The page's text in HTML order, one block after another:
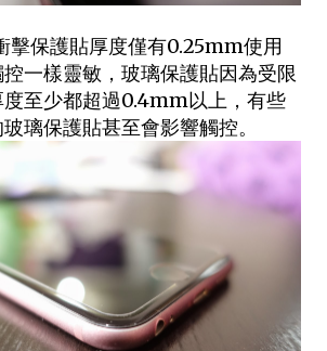
保護貼厚度僅有0.25mm使用
一樣靈敏，玻璃保護貼因為受限
至少都超過0.4mm以上，有些
璃保護貼甚至會影響觸控。